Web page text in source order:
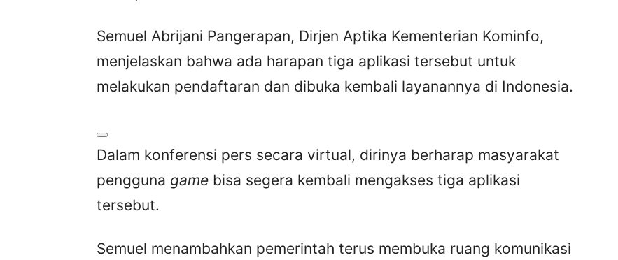
Semuel Abrijani Pangerapan, Dirjen Aptika Kementerian Kominfo,
menjelaskan bahwa ada harapan tiga aplikasi tersebut untuk
melakukan pendaftaran dan dibuka kembali layanannya di Indonesia.
Dalam konferensi pers secara virtual, dirinya berharap masyarakat
pengguna game bisa segera kembali mengakses tiga aplikasi
tersebut.
Semuel menambahkan pemerintah terus membuka ruang komunikasi